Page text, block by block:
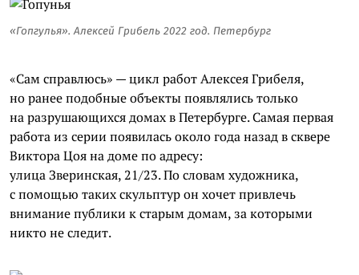
«Гопгулья». Алексей Грибель 2022 год. Петербург
«Сам справлюсь» — цикл работ Алексея Грибеля,
но ранее подобные объекты появлялись только
на разрушающихся домах в Петербурге. Самая первая
работа из серии появилась около года назад в сквере
Виктора Цоя на доме по адресу:
улица Зверинская, 21/23. По словам художника,
с помощью таких скульптур он хочет привлечь
внимание публики к старым домам, за которыми
никто не следит.